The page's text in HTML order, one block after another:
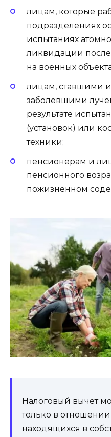
лицам, которые
подразделениях
испытаниях
ликвидации
на военных
лицам, ставшими
заболевшими
результате
(установок) или
техники;
пенсионерам и
пенсионного
пожизненном
Налоговый вычет
только в отношении
находящихся в